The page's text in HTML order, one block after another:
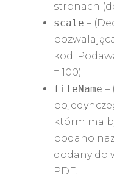
stronach
scale –
kod.
= 100)
fileName –
którm ma
podano
dodany do
PDF.